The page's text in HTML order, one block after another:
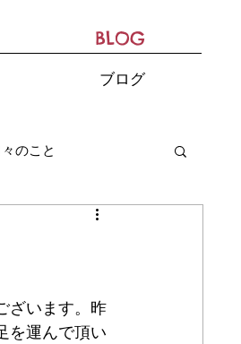
BLOG
ブログ
々のこと
ざいます。昨
を運んで頂い